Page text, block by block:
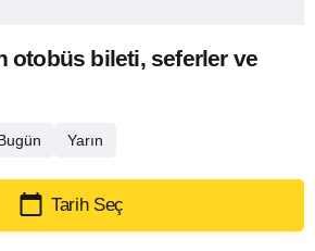
otobüs bileti, seferler ve
Yarın
Tarih Seç